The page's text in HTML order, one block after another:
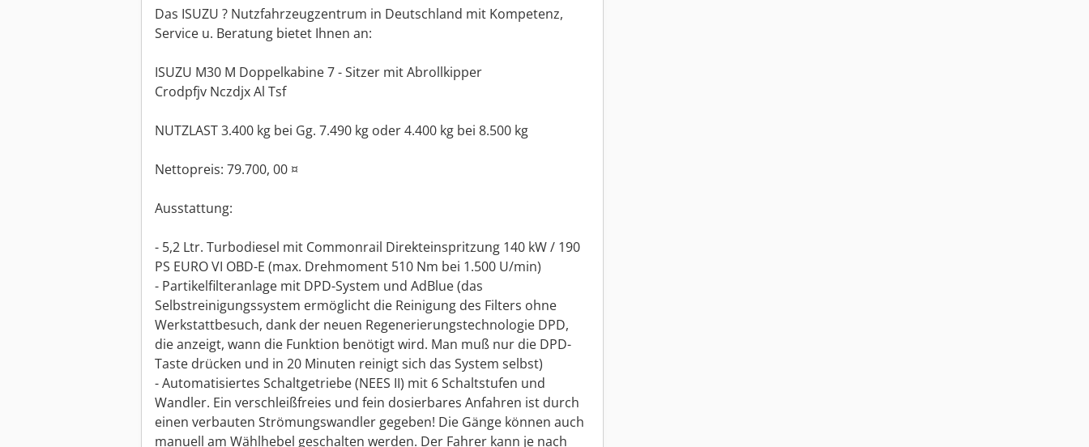
Das ISUZU ? Nutzfahrzeugzentrum in Deutschland mit Kompetenz,
Service u. Beratung bietet Ihnen an:
ISUZU M30 M Doppelkabine 7 - Sitzer mit Abrollkipper
Crodpfjv Nczdjx Al Tsf
NUTZLAST 3.400 kg bei Gg. 7.490 kg oder 4.400 kg bei 8.500 kg
Nettopreis: 79.700, 00 ¤
Ausstattung:
- 5,2 Ltr. Turbodiesel mit Commonrail Direkteinspritzung 140 kW / 190
PS EURO VI OBD-E (max. Drehmoment 510 Nm bei 1.500 U/min)
- Partikelfilteranlage mit DPD-System und AdBlue (das
Selbstreinigungssystem ermöglicht die Reinigung des Filters ohne
Werkstattbesuch, dank der neuen Regenerierungstechnologie DPD,
die anzeigt, wann die Funktion benötigt wird. Man muß nur die DPD-
Taste drücken und in 20 Minuten reinigt sich das System selbst)
- Automatisiertes Schaltgetriebe (NEES II) mit 6 Schaltstufen und
Wandler. Ein verschleißfreies und fein dosierbares Anfahren ist durch
einen verbauten Strömungswandler gegeben! Die Gänge können auch
manuell am Wählhebel geschalten werden. Der Fahrer kann je nach